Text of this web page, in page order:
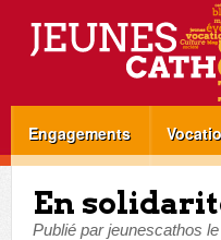
Engagements
En
Publié parjeunescathos le